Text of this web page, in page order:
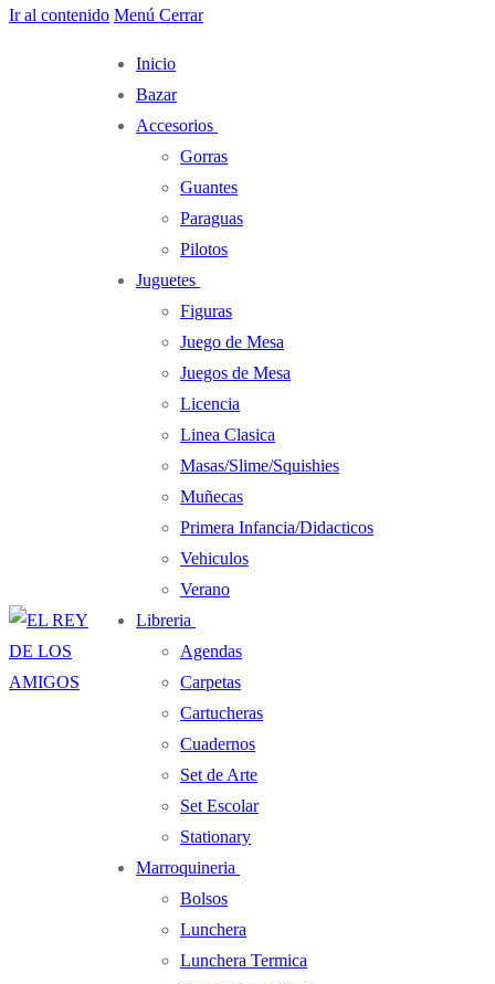
Ir al contenido Menú Cerrar
Inicio
Bazar
Accesorios
Gorras
Guantes
Paraguas
Pilotos
Juguetes
Figuras
Juego de Mesa
Juegos de Mesa
Licencia
Linea Clasica
Masas/Slime/Squishies
Muñecas
Primera Infancia/Didacticos
Vehiculos
Verano
Libreria
Agendas
Carpetas
Cartucheras
Cuadernos
Set de Arte
Set Escolar
Stationary
Marroquineria
Bolsos
Lunchera
Lunchera Termica